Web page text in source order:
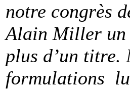
notre congrès
Alain Miller un
plus d’un titre.
formulations